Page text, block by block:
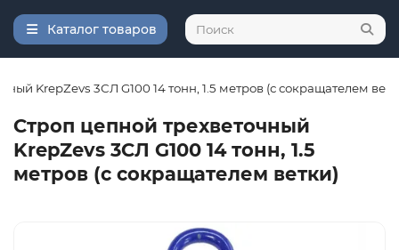
Каталог товаров
KrepZevs 3СЛ G100 14 тонн, 1.5 метров (с сокращателем
Строп цепной трехветочный
KrepZevs 3СЛ G100 14 тонн, 1.5
метров (с сокращателем ветки)